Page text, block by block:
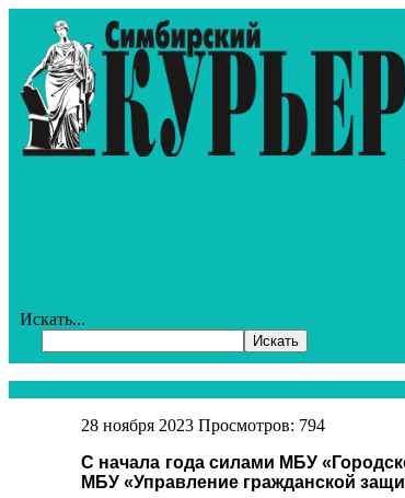
Искать...
Искать
28 ноября 2023Просмотров: 794
С начала года силами МБУ
МБУ «Управление гражданской